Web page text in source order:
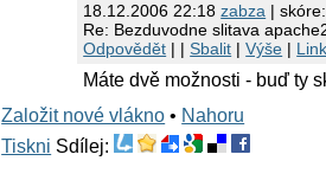
18.12.2006 22:18zabza |
Re: Bezduvodne slitava
Odpovědět | |Sbalit |Výše | Link
Máte dvě možnosti - buď ty
Založit nové vlákno • Nahoru
Tiskni Sdílej: